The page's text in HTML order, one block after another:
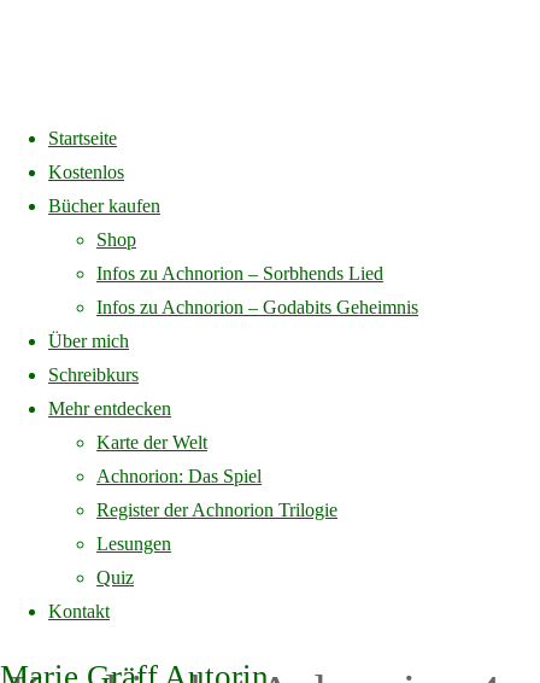
Startseite
Kostenlos
Bücher kaufen
Shop
Infos zu Achnorion – Sorbhends Lied
Infos zu Achnorion – Godabits Geheimnis
Über mich
Schreibkurs
Mehr entdecken
Karte der Welt
Achnorion: Das Spiel
Register der Achnorion Trilogie
Lesungen
Quiz
Kontakt
Home
Unkategorisiert